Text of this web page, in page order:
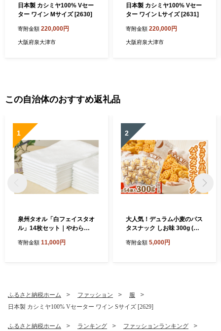
日本製 カシミヤ100% Vセー
ター ワイン Mサイズ [2630]
寄附金額 220,000円
大阪府泉大津市
日本製 カシミヤ100% Vセー
ター ワイン Lサイズ [2631]
寄附金額 220,000円
大阪府泉大津市
この自治体のおすすめ返礼品
1
泉州タオル「白フェイスタオ
ル」14枚セット｜やわらか
性 普段使い 泉州タオル [381
寄附金額 11,000円
2
大人気！デュラム小麦のパス
タスナック しお味 300g (約5
個包装 パスタ スナック 塩味
寄附金額 5,000円
ふるさと納税ホーム ファッション
服
日本製 カシミヤ100% Vセーター ワイン Sサイズ [2629]
ふるさと納税ホーム ランキング ファッションランキング